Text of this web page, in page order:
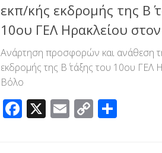
εκπ/κής εκδρομής της B΄
10ου ΓΕΛ Ηρακλείου
Ανάρτηση προσφορών και ανάθεση
εκδρομής της B΄ τάξης του 10ου ΓΕΛ
Βόλο
Facebook
X Email
Copy